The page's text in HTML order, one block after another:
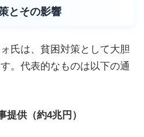
とその影響
氏は、貧困対策として大胆
。代表的なものは以下の通
提供（約4兆円）